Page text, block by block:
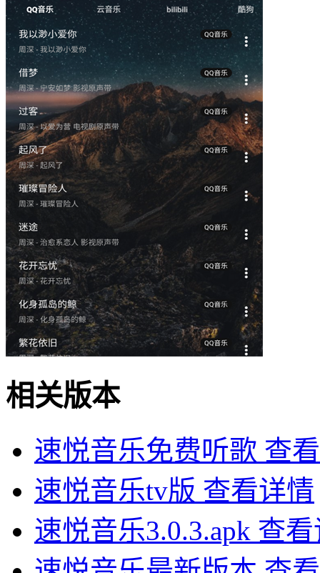
相关版本
速悦音乐免费听歌 查
速悦音乐tv版 查看详情
速悦音乐3.0.3.apk 查